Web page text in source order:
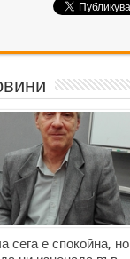
сега е спокойна, но